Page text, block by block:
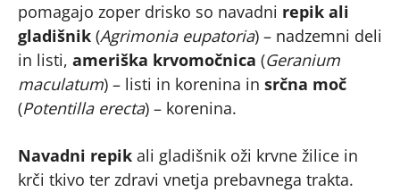
pomagajo zoper drisko so navadni repik ali
gladišnik (Agrimonia eupatoria) – nadzemni deli
in listi, ameriška krvomočnica (Geranium
maculatum) – listi in korenina in srčna moč
(Potentilla erecta) – korenina.
Navadni repik ali gladišnik oži krvne žilice in
krči tkivo ter zdravi vnetja prebavnega trakta.